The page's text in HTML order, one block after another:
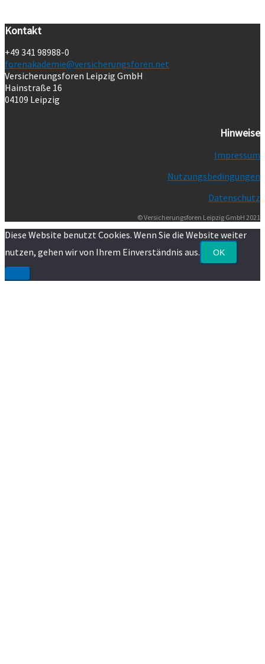
Kontakt
+49 341 98988-0
forenakademie@versicherungsforen.net
Versicherungsforen Leipzig GmbH
Hainstraße 16
04109 Leipzig
Hinweise
Impressum
Nutzungsbedingungen
Datenschutz
© Versicherungsforen Leipzig GmbH 2021
Diese Website benutzt Cookies. Wenn Sie die Website weiter
nutzen, gehen wir von Ihrem Einverständnis aus.
OK